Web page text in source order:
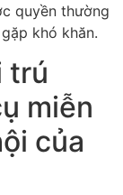
quyền thường
khó khăn.
trú
miễn
của